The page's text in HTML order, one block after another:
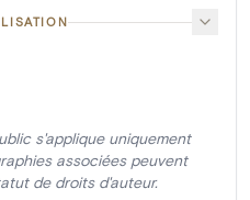
s'applique uniquement
associées peuvent
de droits d'auteur.